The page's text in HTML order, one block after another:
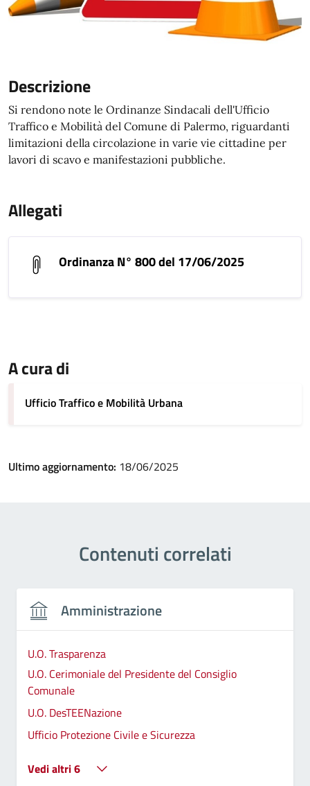
Descrizione
Si rendono note le Ordinanze Sindacali dell'Ufficio
Traffico e Mobilità del Comune di Palermo, riguardanti
limitazioni della circolazione in varie vie cittadine per
lavori di scavo e manifestazioni pubbliche.
Allegati
Ordinanza N° 800 del 17/06/2025
A cura di
Ufficio Traffico e Mobilità Urbana
Ultimo aggiornamento: 18/06/2025
Contenuti correlati
Amministrazione
U.O. Trasparenza
U.O. Cerimoniale del Presidente del Consiglio
Comunale
U.O. DesTEENazione
Ufficio Protezione Civile e Sicurezza
Vedi altri 6